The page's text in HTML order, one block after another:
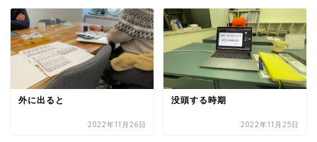
外に出ると
2022年11月26日
没頭する時期
2022年11月25日